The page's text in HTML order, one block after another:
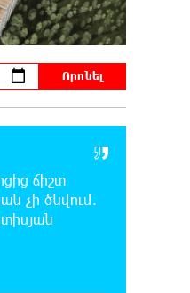
գյուղում տանը
է
գրել է
մարդկանց»
ճիշտ
չի ծնվում.